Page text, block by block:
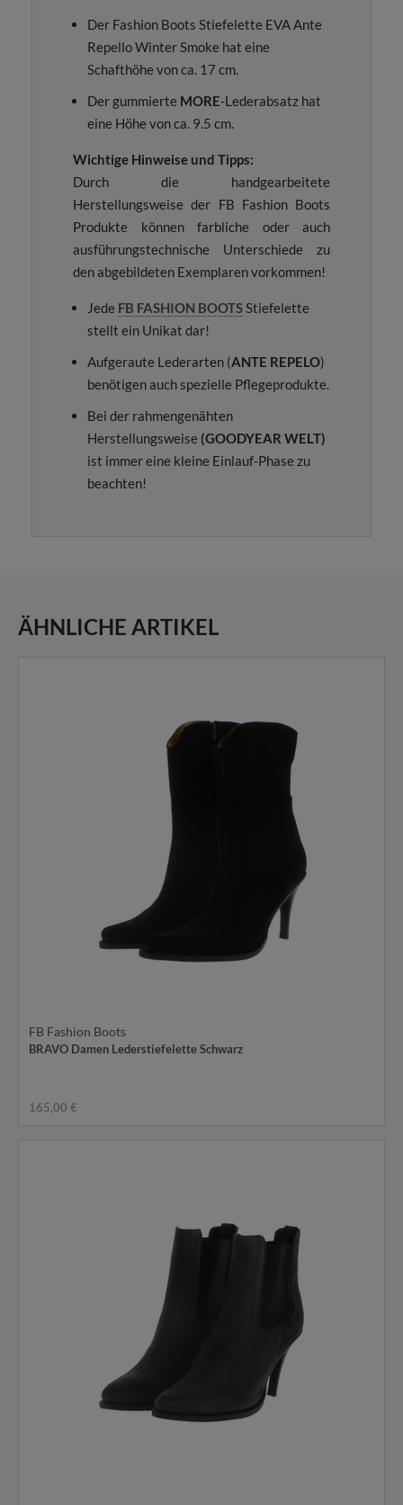
Der Fashion Boots Stiefelette EVA Ante
Repello Winter Smoke hat eine
Schafthöhe von ca. 17 cm.
Der gummierte MORE-Lederabsatz hat
eine Höhe von ca. 9.5 cm.
Wichtige Hinweise und Tipps:
Durch die handgearbeitete
Herstellungsweise der FB Fashion Boots
Produkte können farbliche oder auch
ausführungstechnische Unterschiede zu
den abgebildeten Exemplaren vorkommen!
Jede FB FASHION BOOTSStiefelette
stellt ein Unikat dar!
Aufgeraute Lederarten (ANTE REPELO)
benötigen auch spezielle Pflegeprodukte.
Bei der rahmengenähten
Herstellungsweise (GOODYEAR WELT)
ist immer eine kleine Einlauf-Phase zu
beachten!
ÄHNLICHE ARTIKEL
FB Fashion Boots
BRAVO Damen Lederstiefelette Schwarz
165,00 €